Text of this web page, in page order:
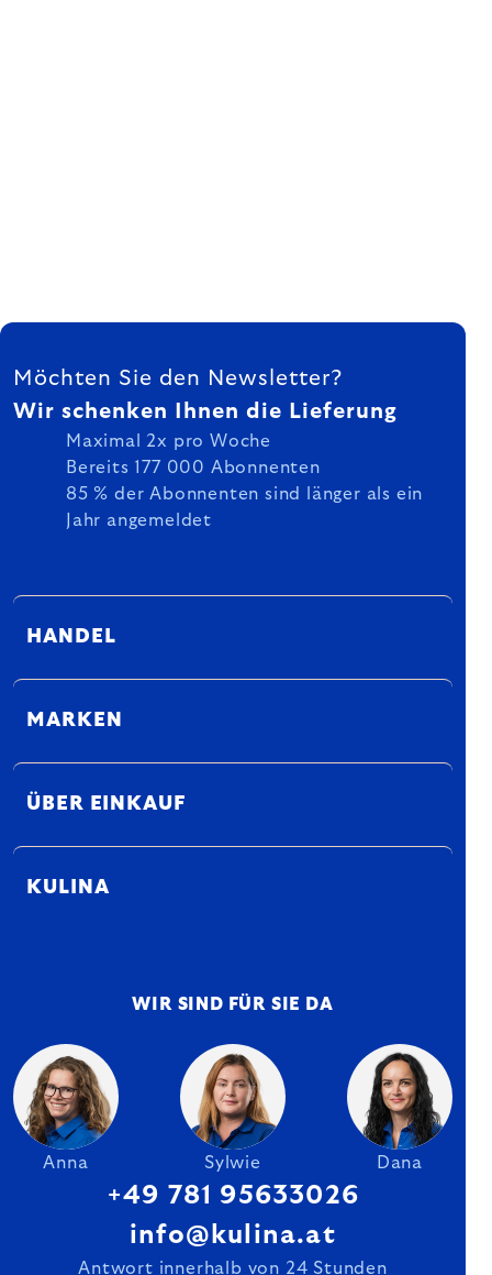
FUSSZEILE
Möchten Sie den Newsletter?
Wir schenken Ihnen die Lieferung
Maximal 2x pro Woche
Bereits 177 000 Abonnenten
85 % der Abonnenten sind länger als ein
Jahr angemeldet
HANDEL
MARKEN
ÜBER EINKAUF
KULINA
WIR SIND FÜR SIE DA
Anna Sylwie Dana
+49 781 95633026
info@kulina.at
Antwort innerhalb von 24 Stunden